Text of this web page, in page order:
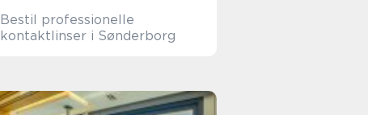
Bestil professionelle
kontaktlinser i Sønderborg